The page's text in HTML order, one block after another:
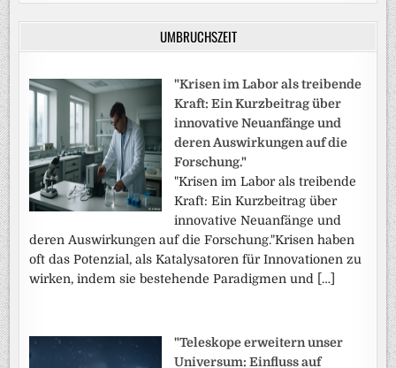
UMBRUCHSZEIT
"Krisen im Labor als treibende
Kraft: Ein Kurzbeitrag über
innovative Neuanfänge und
deren Auswirkungen auf die
Forschung."
"Krisen im Labor als treibende
Kraft: Ein Kurzbeitrag über
innovative Neuanfänge und
deren Auswirkungen auf die Forschung."Krisen haben
oft das Potenzial, als Katalysatoren für Innovationen zu
wirken, indem sie bestehende Paradigmen und […]
"Teleskope erweitern unser
Universum: Einfluss auf